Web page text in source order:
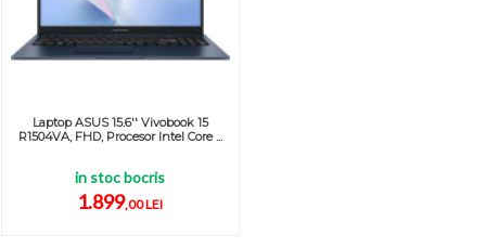
Laptop ASUS 15.6'' Vivobook 15
R1504VA, FHD, Procesor Intel Core ...
in stoc bocris
1.899,00 LEI